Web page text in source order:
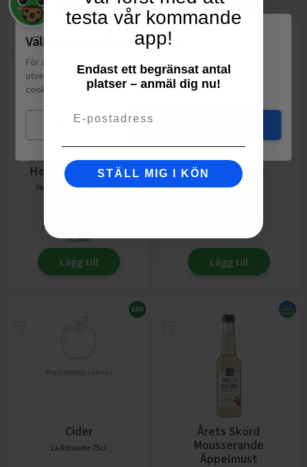
Lemonad Rabarber
Herrljunga Musteri
Herrljunga Musteri75cl
2
30,80kr
Lägg till
Pärondryck
Ciderkaraktär
ICA1.5l
kr
Lägg till
Produktbild saknas
Cider
La Ribaude 75cl
Årets Skörd
Mousserande
Äppelmust
Välkommen till Matspar.se
För att leverera en personlig upplevelse, mäta sajtens
utveckling och ha sociala medier-koppling använder vi
cookies.
Läs mer
Mina val
testa vår kommande
app!
Endast ett begränsat antal
platser – anmäl dig nu!
STÄLL MIG I KÖN